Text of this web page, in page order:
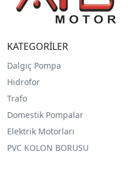
KATEGORİLER
Dalgıç Pompa
Hidrofor
Trafo
Domestik Pompalar
Elektrik Motorları
PVC KOLON BORUSU